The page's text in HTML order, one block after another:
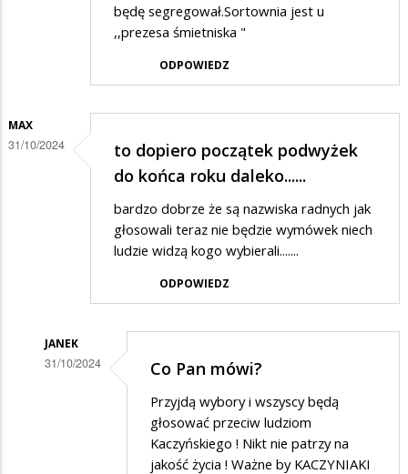
będę segregował.Sortownia jest u
,,prezesa śmietniska "
ODPOWIEDZ
MAX
31/10/2024
to dopiero początek podwyżek
do końca roku daleko......
bardzo dobrze że są nazwiska radnych jak
głosowali teraz nie będzie wymówek niech
ludzie widzą kogo wybierali.......
ODPOWIEDZ
JANEK
31/10/2024 Co Pan mówi?
Przyjdą wybory i wszyscy będą
głosować przeciw ludziom
Kaczyńskiego ! Nikt nie patrzy na
jakość życia ! Ważne by KACZYNIAKI